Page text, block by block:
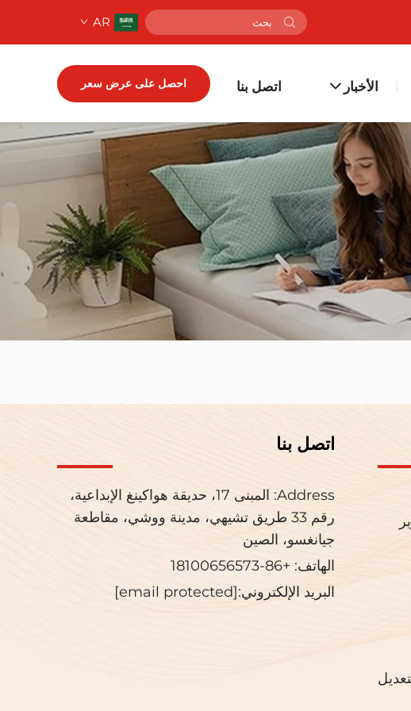
AR
الأخبار اتصل بنا احصل على عرض سعر
اتصل بنا
Address: المبنى 17، حديقة هواكينغ الإبداعية،
رقم 33 طريق تشيهي، مدينة ووشي، مقاطعة
جيانغسو، الصين
الهاتف: +86-18100656573
البريد الإلكتروني:[email protected]